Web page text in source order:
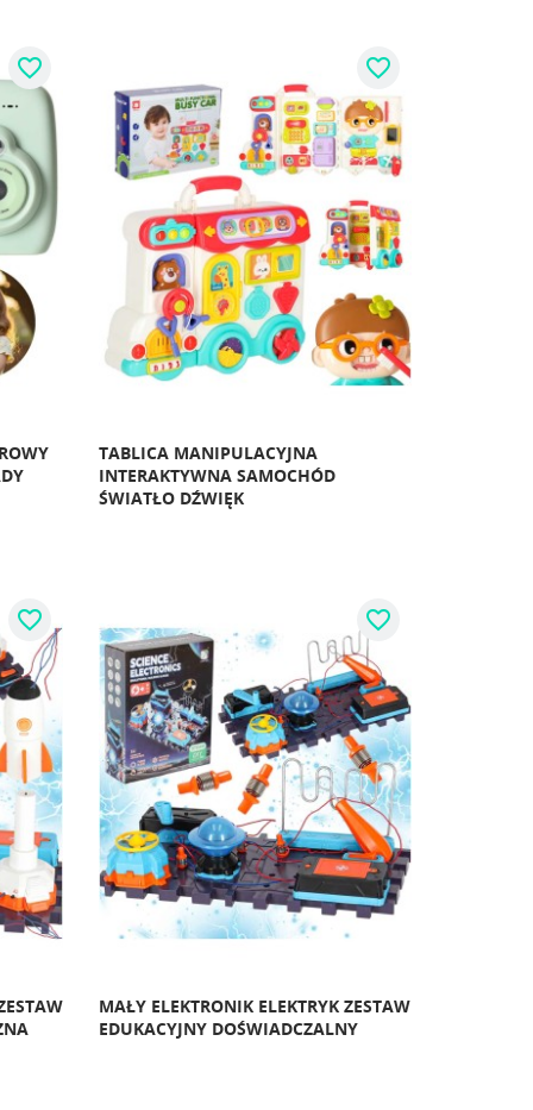
favorite_border
TABLICA MANIPULACYJNA
INTERAKTYWNA SAMOCHÓD
ŚWIATŁO DŹWIĘK
favorite_border
favorite_border
MAŁY ELEKTRONIK ELEKTRYK ZESTAW
EDUKACYJNY DOŚWIADCZALNY
favorite_border